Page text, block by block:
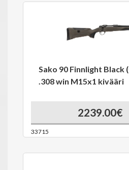
Sako 90 Finnlight Black
.308 win M15x1 kivääri
2239.00€
33715